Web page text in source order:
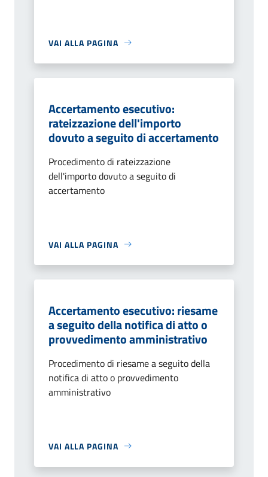
VAI ALLA PAGINA
Accertamento esecutivo:
rateizzazione dell'importo
dovuto a seguito di accertamento
Procedimento di rateizzazione
dell'importo dovuto a seguito di
accertamento
VAI ALLA PAGINA
Accertamento esecutivo: riesame
a seguito della notifica di atto o
provvedimento amministrativo
Procedimento di riesame a seguito della
notifica di atto o provvedimento
amministrativo
VAI ALLA PAGINA